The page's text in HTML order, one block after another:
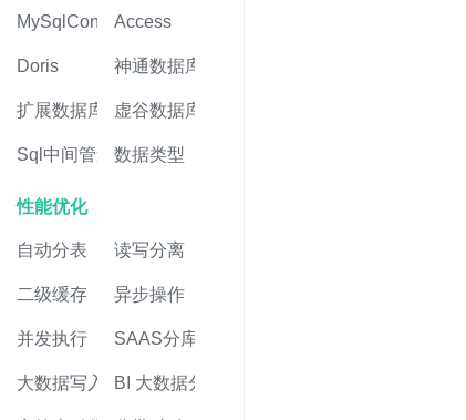
MySqlConnector
Access
Doris 神通数据库
扩展数据库 虚谷数据库
Sql中间管道 数据类型
性能优化
自动分表 读写分离
二级缓存 异步操作
并发执行 SAAS分库
大数据写入 BI 大数据分析